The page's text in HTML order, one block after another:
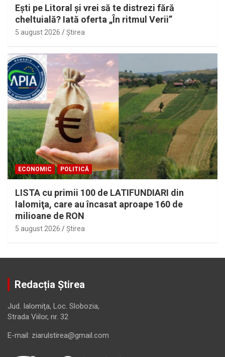
Eşti pe Litoral şi vrei să te distrezi fără
cheltuială? Iată oferta „În ritmul Verii”
5 august 2026 Ştirea
ECONOMIC POLITICĂ
LISTA cu primii 100 de LATIFUNDIARI din
Ialomiţa, care au încasat aproape 160 de
milioane de RON
5 august 2026 Ştirea
Redacția Știrea
Jud. Ialomiţa, Loc. Slobozia,
Strada Viilor, nr. 32
E-mail: ziarulstirea@gmail.com